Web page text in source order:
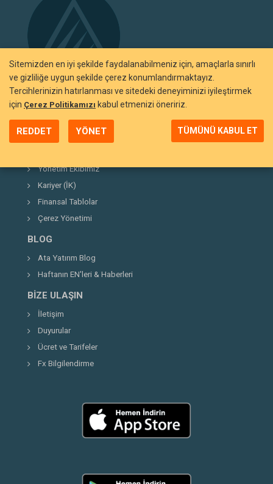
BIZI TANIYIN
Neden Ata Yatırım?
Şirket Hakkında
Yönetim Ekibimiz
Kariyer (İK)
Finansal Tablolar
Çerez Yönetimi
BLOG
Ata Yatırım Blog
Haftanın EN'leri & Haberleri
BIZE ULAŞIN
İletişim
Duyurular
Ücret ve Tarifeler
Fx Bilgilendirme
Sitemizden en iyi şekilde faydalanabilmeniz için, amaçlarla sınırlı
ve gizliliğe uygun şekilde çerez konumlandırmaktayız.
Tercihlerinizin hatırlanması ve sitedeki deneyiminizi iyileştirmek
için Çerez Politikamızı kabul etmenizi öneririz.
REDDET YÖNET TÜMÜNÜ KABUL ET